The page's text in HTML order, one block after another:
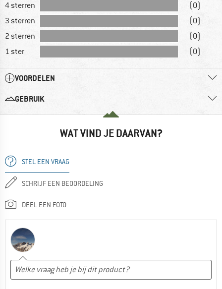
4 sterren
(0)
3 sterren
(0)
2 sterren
(0)
1 ster
(0)
VOORDELEN
GEBRUIK
WAT VIND JE DAARVAN?
STEL EEN VRAAG
SCHRIJF EEN BEOORDELING
DEEL EEN FOTO